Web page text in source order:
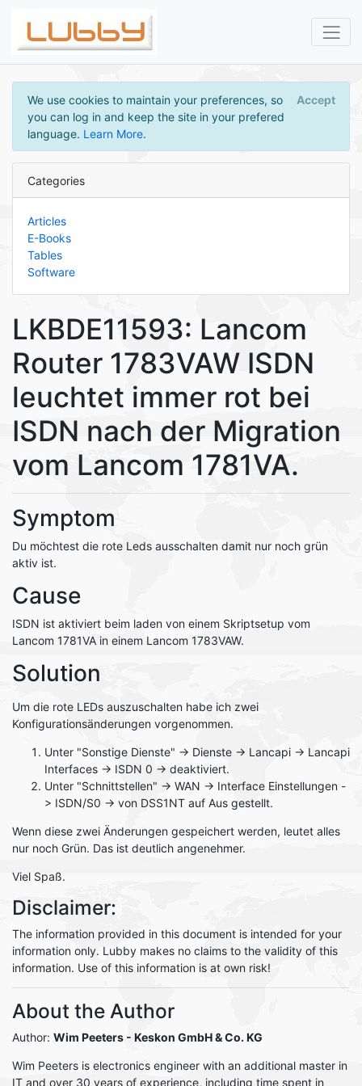
We use cookies to maintain your preferences, so
you can log in and keep the site in your prefered
language. Learn More.
Accept
Categories
Articles
E-Books
Tables
Software
LKBDE11593: Lancom
Router 1783VAW ISDN
leuchtet immer rot bei
ISDN nach der Migration
vom Lancom 1781VA.
Symptom
Du möchtest die rote Leds ausschalten damit nur noch grün
aktiv ist.
Cause
ISDN ist aktiviert beim laden von einem Skriptsetup vom
Lancom 1781VA in einem Lancom 1783VAW.
Solution
Um die rote LEDs auszuschalten habe ich zwei
Konfigurationsänderungen vorgenommen.
Unter "Sonstige Dienste" -> Dienste -> Lancapi -> Lancapi
Interfaces -> ISDN 0 -> deaktiviert.
Unter "Schnittstellen" -> WAN -> Interface Einstellungen -
> ISDN/S0 -> von DSS1NT auf Aus gestellt.
Wenn diese zwei Änderungen gespeichert werden, leutet alles
nur noch Grün. Das ist deutlich angenehmer.
Viel Spaß.
Disclaimer:
The information provided in this document is intended for your
information only. Lubby makes no claims to the validity of this
information. Use of this information is at own risk!
About the Author
Author: Wim Peeters - Keskon GmbH & Co. KG
Wim Peeters is electronics engineer with an additional master in
IT and over 30 years of experience, including time spent in